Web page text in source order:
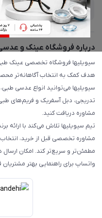
درباره فروشگاه عینک و
سیویلیها فروشگاه تخصصی عینک
هدف کمک به انتخاب آگاهانه‌تر
سیویلیها می‌توانید انواع عدسی
تدریجی، دبل آسفریک و فریم‌های
مشاوره دریافت کنید.
تیم سیویلیها تلاش می‌کند با
مشاوره تخصصی قبل از خرید، انتخاب
مطمئن‌تر و سریع‌تر کند. امکان
واتساپ برای راهنمایی بهتر